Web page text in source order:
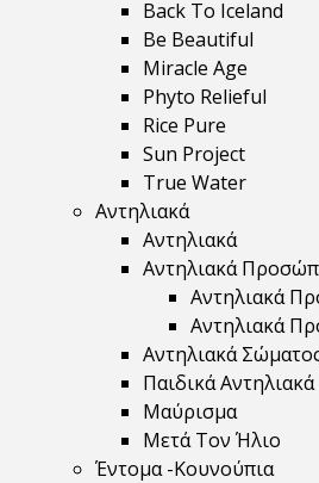
Back To Iceland
Be Beautiful
Miracle Age
Phyto Relieful
Rice Pure
Sun Project
True Water
Αντηλιακά
Αντηλιακά
Αντηλιακά
Αντηλιακά
Αντηλιακά
Αντηλιακά
Παιδικά Αντηλιακά
Μαύρισμα
Mετά Τον Ήλιο
Έντομα -Κουνούπια